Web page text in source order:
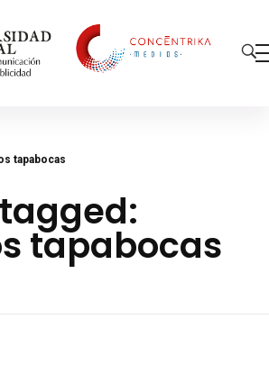
tapabocas
tapabocas